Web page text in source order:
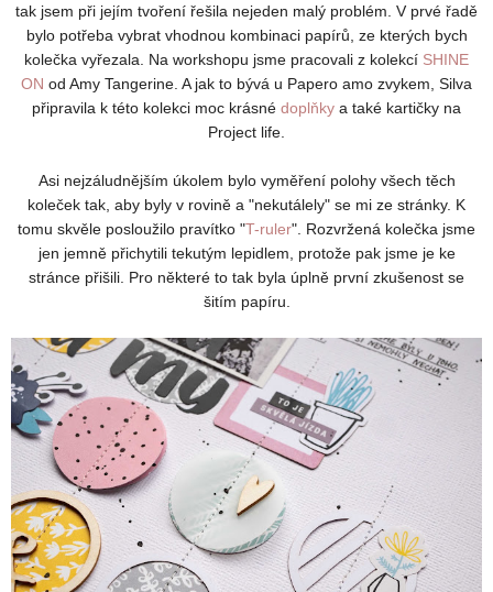
tak jsem při jejím tvoření řešila nejeden malý problém. V prvé řadě
bylo potřeba vybrat vhodnou kombinaci papírů, ze kterých bych
kolečka vyřezala. Na workshopu jsme pracovali z kolekcí SHINE
ON od Amy Tangerine. A jak to bývá u Papero amo zvykem, Silva
připravila k této kolekci moc krásné doplňky a také kartičky na
Project life.
Asi nejzáludnějším úkolem bylo vyměření polohy všech těch
koleček tak, aby byly v rovině a "nekutálely" se mi ze stránky. K
tomu skvěle posloužilo pravítko "T-ruler". Rozvržená kolečka jsme
jen jemně přichytili tekutým lepidlem, protože pak jsme je ke
stránce přišili. Pro některé to tak byla úplně první zkušenost se
šitím papíru.